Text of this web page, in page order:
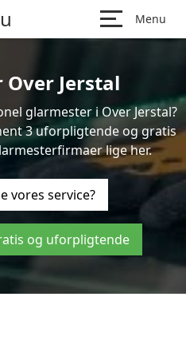
Menu
Jerstal
glarmester i Over Jerstal?
3 uforpligtende og gratis
lige her.
vores service?
og uforpligtende